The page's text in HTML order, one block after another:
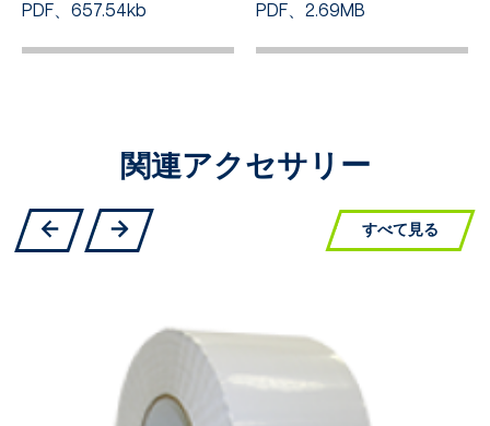
PDF、657.54kb PDF、2.69MB
関連アクセサリー
すべて見る